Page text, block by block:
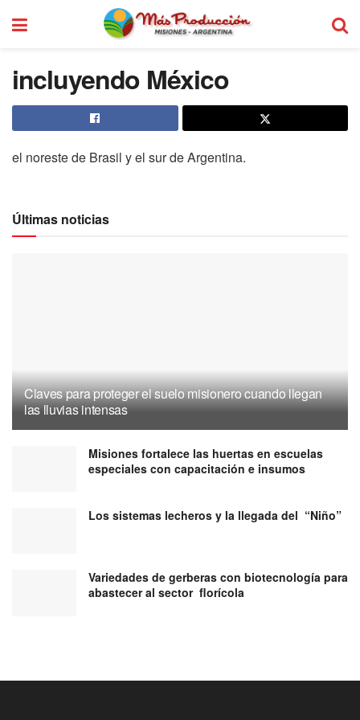
incluyendo México
el noreste de Brasil y el sur de Argentina.
Últimas noticias
Claves para proteger el suelo misionero cuando llegan
las lluvias intensas
Misiones fortalece las huertas en escuelas
especiales con capacitación e insumos
Los sistemas lecheros y la llegada del “Niño”
Variedades de gerberas con biotecnología para
abastecer al sector florícola